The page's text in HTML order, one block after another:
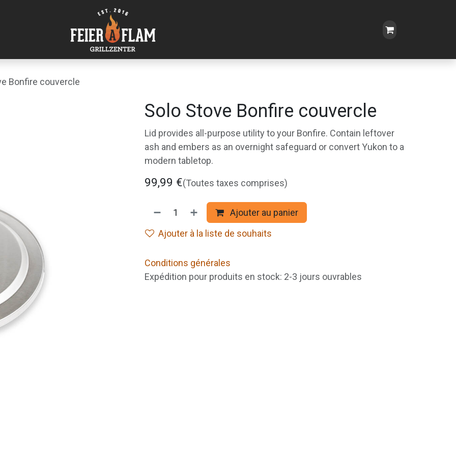
Bonfire couvercle
Solo Stove Bonfire couvercle
Lid provides all-purpose utility to your Bonfire. Contain leftover
ash and embers as an overnight safeguard or convert Yukon to a
modern tabletop.
99,99 €(Toutes taxes comprises)
Ajouter au panier
Ajouter à la liste de souhaits
Conditions générales
Expédition pour produits en stock: 2-3 jours ouvrables